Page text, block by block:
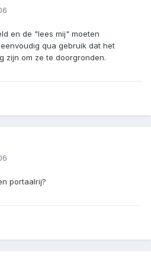
en de "lees mij" moeten
qua gebruik dat het
zijn om ze te doorgronden.
portaalrij?